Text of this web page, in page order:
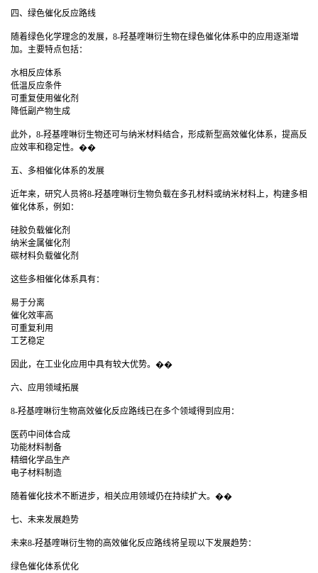
四、绿色催化反应路线
随着绿色化学理念的发展，8-羟基喹啉衍生物在绿色催化体系中的应用逐渐增
加。主要特点包括：
水相反应体系
低温反应条件
可重复使用催化剂
降低副产物生成
此外，8-羟基喹啉衍生物还可与纳米材料结合，形成新型高效催化体系，提高反
应效率和稳定性。��
五、多相催化体系的发展
近年来，研究人员将8-羟基喹啉衍生物负载在多孔材料或纳米材料上，构建多相
催化体系，例如：
硅胶负载催化剂
纳米金属催化剂
碳材料负载催化剂
这些多相催化体系具有：
易于分离
催化效率高
可重复利用
工艺稳定
因此，在工业化应用中具有较大优势。��
六、应用领域拓展
8-羟基喹啉衍生物高效催化反应路线已在多个领域得到应用：
医药中间体合成
功能材料制备
精细化学品生产
电子材料制造
随着催化技术不断进步，相关应用领域仍在持续扩大。��
七、未来发展趋势
未来8-羟基喹啉衍生物的高效催化反应路线将呈现以下发展趋势：
绿色催化体系优化